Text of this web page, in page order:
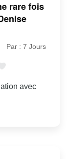
rare fois
Par : 7 Jours
avec